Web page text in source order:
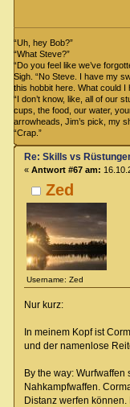
“Uh, hey Bob?”
“What Steve?”
“Do you feel like we’ve
Sigh. “No Steve. I have my
this hobbit here. What could I
“I don’t know, like, all of our
cups, the food, our water,
arrowheads, Jim’s pick, my
“Crap.”
Zed
Username: Zed
Re: Skills vs
« Antwort #67 am:
Nur kurz:
In meinem Kopf ist
und der namenlose
By the way:
Nahkampfwaffen.
Distanz werfen